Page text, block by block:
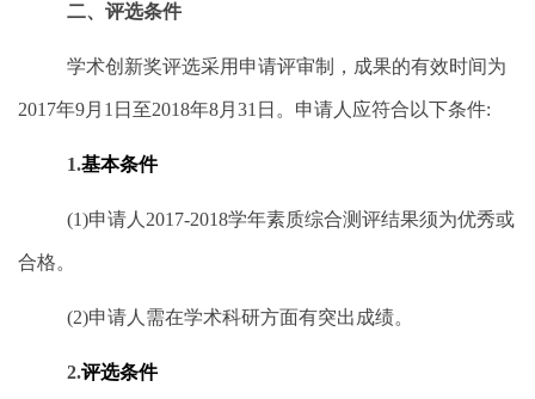
二、评选条件
学术创新奖评选采用申请评审制，成果的有效时间为
2017年9月 1 日至2018年8月 31 日。申请人应符合以下条件:
1.基本条件
(1)申请人 2017-2018学年素质综合测评结果须为优秀或
合格。
(2)申请人需在学术科研方面有突出成绩。
2.评选条件